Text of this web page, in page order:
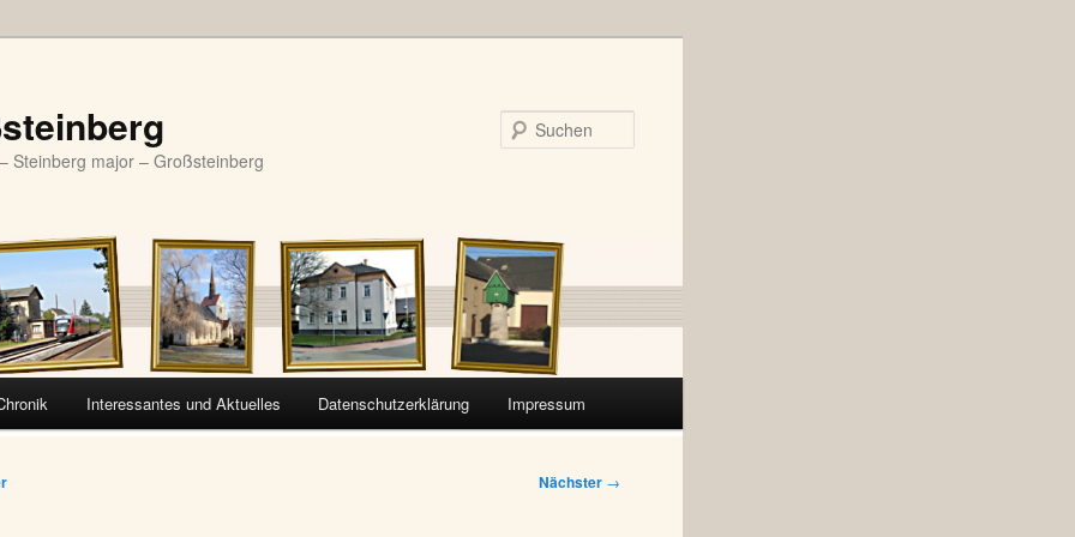
Steinberg major – Großsteinberg
Interessantes und Aktuelles Datenschutzerklärung Impressum
Nächster →